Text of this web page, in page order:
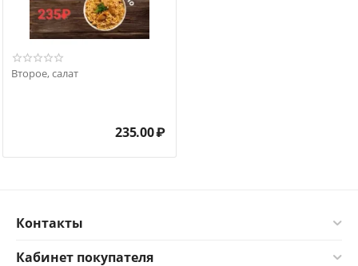
Второе, салат
235.00₽
Контакты
Кабинет покупателя